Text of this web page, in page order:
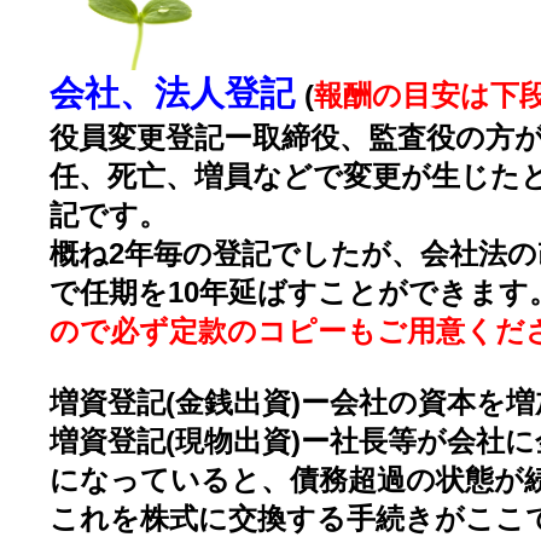
会社、法人登記 (報酬の目安は下
役員変更登記ー取締役、監査役の方
任、死亡、増員などで変更が生じた
記です。
概ね2年毎の登記でしたが、会社法
で任期を10年延ばすことができます
ので必ず定款のコピーもご用意くだ
増資登記(金銭出資)ー会社の資本を
増資登記(現物出資)ー社長等が会社
になっていると、債務超過の状態が
これを株式に交換する手続きがここ